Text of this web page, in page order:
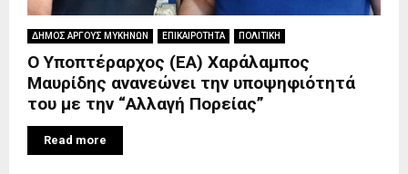
ΔΗΜΟΣ ΑΡΓΟΥΣ ΜΥΚΗΝΩΝ ΕΠΙΚΑΙΡΟΤΗΤΑ ΠΟΛΙΤΙΚΗ
Ο Υποπτέραρχος (ΕΑ) Χαράλαμπος
Μαυρίδης ανανεώνει την υποψηφιότητά
του με την “Αλλαγή Πορείας”
Read more